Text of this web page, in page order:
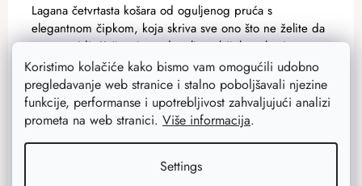
Koristimo kolačiće kako bismo vam omogućili udobno
pregledavanje web stranice i stalno poboljšavali njezine
funkcije, performanse i upotrebljivost zahvaljujući analizi
prometa na web stranici. Više informacija.
Settings
70,20 €
87,70 €
Lagana četvrtasta košara od oguljenog pruća s
elegantnom čipkom, koja skriva sve ono što ne želite da
vam se vidi. Košara je podstavljena bijelom tkaninom
koja se može skinuti i...